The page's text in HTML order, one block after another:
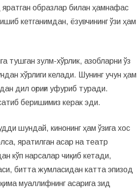
образлар билан ҳамнафас
кетганимдан, ёзувчининг ўзи ҳам
тушган зулм-хўрлик, азобларни ўз
хўрлиги келади. Шунинг учун ҳам
дил оғриғи уфуриб туради.
беришимиз керак эди.
шундай, кинонинг ҳам ўзига хос
яратилган асар на театр
кўп нарсалар чиқиб кетади,
битта жумласидан катта эпизод
муаллифнинг асарига зид